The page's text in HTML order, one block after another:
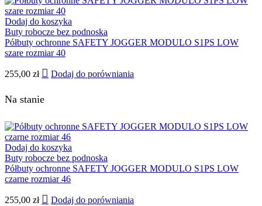
Dodaj do koszyka
Buty robocze bez podnoska
Półbuty ochronne SAFETY JOGGER MODULO S1PS LOW
szare rozmiar 40
255,00 zł Dodaj do porówniania
Na stanie
Dodaj do koszyka
Buty robocze bez podnoska
Półbuty ochronne SAFETY JOGGER MODULO S1PS LOW
czarne rozmiar 46
255,00 zł Dodaj do porówniania